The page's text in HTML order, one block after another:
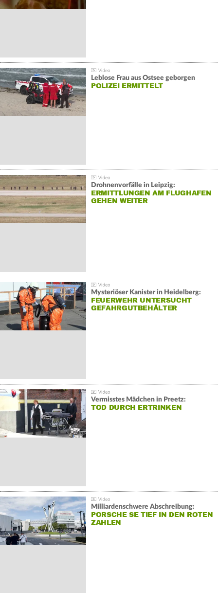
Leblose Frau aus Ostsee geborgen
POLIZEI ERMITTELT
Drohnenvorfälle in Leipzig:
ERMITTLUNGEN AM FLUGHAFEN
GEHEN WEITER
Mysteriöser Kanister in Heidelberg:
FEUERWEHR UNTERSUCHT
GEFAHRGUTBEHÄLTER
Vermisstes Mädchen in Preetz:
TOD DURCH ERTRINKEN
Milliardenschwere Abschreibung:
PORSCHE SE TIEF IN DEN ROTEN
ZAHLEN